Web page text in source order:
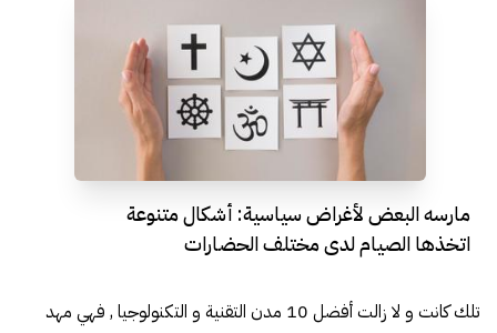
مارسه البعض لأغراض سياسية: أشكال متنوعة
اتخذها الصيام لدى مختلف الحضارات
تلك كانت و لا زالت أفضل 10 مدن التقنية و التكنولوجيا , فهي مهد